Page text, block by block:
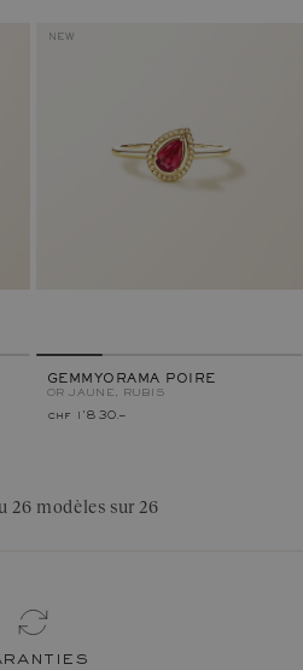
NEW
GEMMYORAMA POIRE
OR JAUNE, RUBIS
chf 1'830.–
26 modèles sur 26
contacter